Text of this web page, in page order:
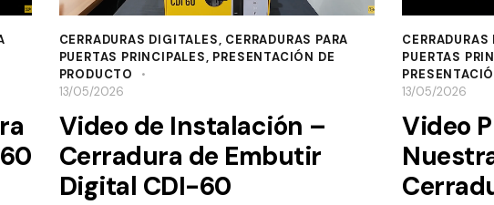
CERRADURAS DIGITALES, CERRADURAS PARA
PUERTAS PRINCIPALES, PRESENTACIÓN DE
PRODUCTO
13/05/2026
Video de Instalación –
Cerradura de Embutir
Digital CDI-60
PUERTAS
13/05/2026
Video